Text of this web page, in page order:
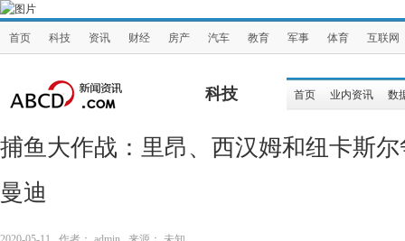
首页 科技 资讯 财经 房产 汽车 教育 军事 体育 互联网
科技 首页 业内资讯 数
捕鱼大作战：里昂、西汉姆和纽卡斯
曼迪